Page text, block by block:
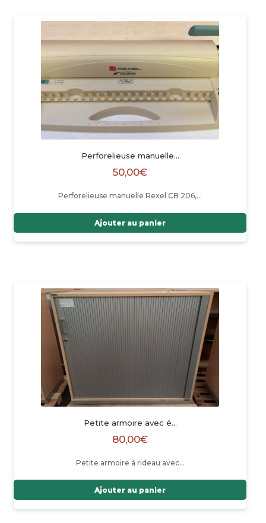
Perforelieuse manuelle…
50,00€
Perforelieuse manuelle Rexel CB 206,…
Ajouter au panier
Petite armoire avec é…
80,00€
Petite armoire à rideau avec…
Ajouter au panier